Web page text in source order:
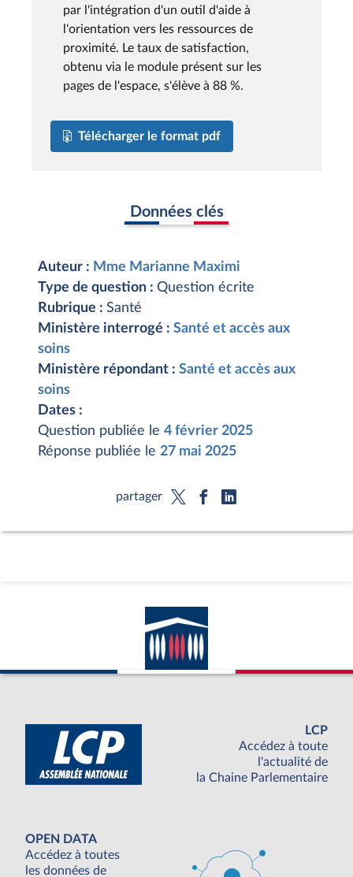
par l'intégration d'un outil d'aide à
l'orientation vers les ressources de
proximité. Le taux de satisfaction,
obtenu via le module présent sur les
pages de l'espace, s'élève à 88 %.
Télécharger le format pdf
Données clés
Auteur : Mme Marianne Maximi
Type de question : Question écrite
Rubrique : Santé
Ministère interrogé : Santé et accès aux
soins
Ministère répondant : Santé et accès aux
soins
Dates :
Question publiée le 4 février 2025
Réponse publiée le 27 mai 2025
partager
LCP
Accédez à toute
l'actualité de
la Chaine Parlementaire
OPEN DATA
Accédez à toutes
les données de